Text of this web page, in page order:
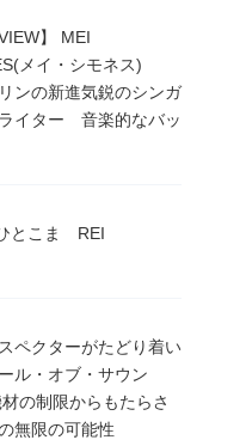
】 MEI
メイ・シモネス)
ンの新進気鋭のシンガ
イター 音楽的なバッ
とこま REI
ペクターがたどり着い
ル・オブ・サウン
の制限からもたらさ
無限の可能性